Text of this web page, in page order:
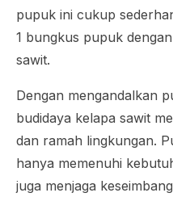
pupuk ini cukup
1 bungkus pupuk
sawit.
Dengan mengandalkan
budidaya kelapa sawit
dan ramah lingkungan.
hanya memenuhi
juga menjaga